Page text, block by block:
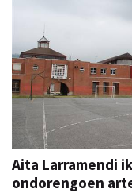
Aita Larramendi
ondorengoen